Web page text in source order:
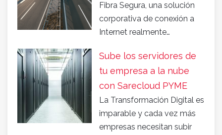
Fibra Segura, una solución
corporativa de conexión a
Internet realmente…
Sube los servidores de
tu empresa a la nube
con Sarecloud PYME
La Transformación Digital es
imparable y cada vez más
empresas necesitan subir